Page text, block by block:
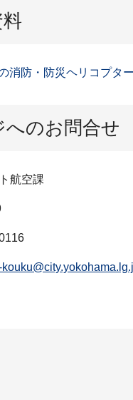
消防・防災ヘリコプタ
へのお問合せ
航空課